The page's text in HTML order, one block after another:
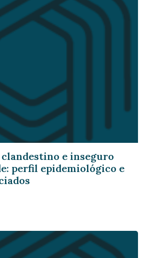
e inseguro
perfil epidemiológico e